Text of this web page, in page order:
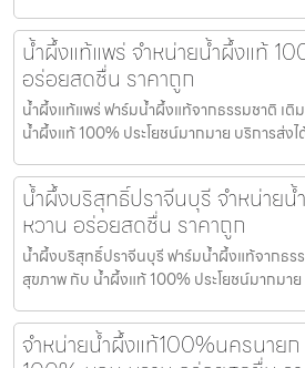
น้ำผึ้งแท้แพร่ จำหน่ายน้ำผึ้งแท้
อร่อยสดชื่น ราคาถูก
น้ำผึ้งแท้แพร่ ฟาร์มน้ำผึ้งแท้จากธรรมชาติ เ
น้ำผึ้งแท้ 100% ประโยชน์มากมาย บริการส่งไ
น้ำผึ้งบริสุทธิ์ปราจีนบุรี จำหน่าย
หวาน อร่อยสดชื่น ราคาถูก
น้ำผึ้งบริสุทธิ์ปราจีนบุรี ฟาร์มน้ำผึ้งแท้จากธร
สุขภาพ กับ น้ำผึ้งแท้ 100% ประโยชน์มากมา
จำหน่ายน้ำผึ้งแท้100%นครนาย